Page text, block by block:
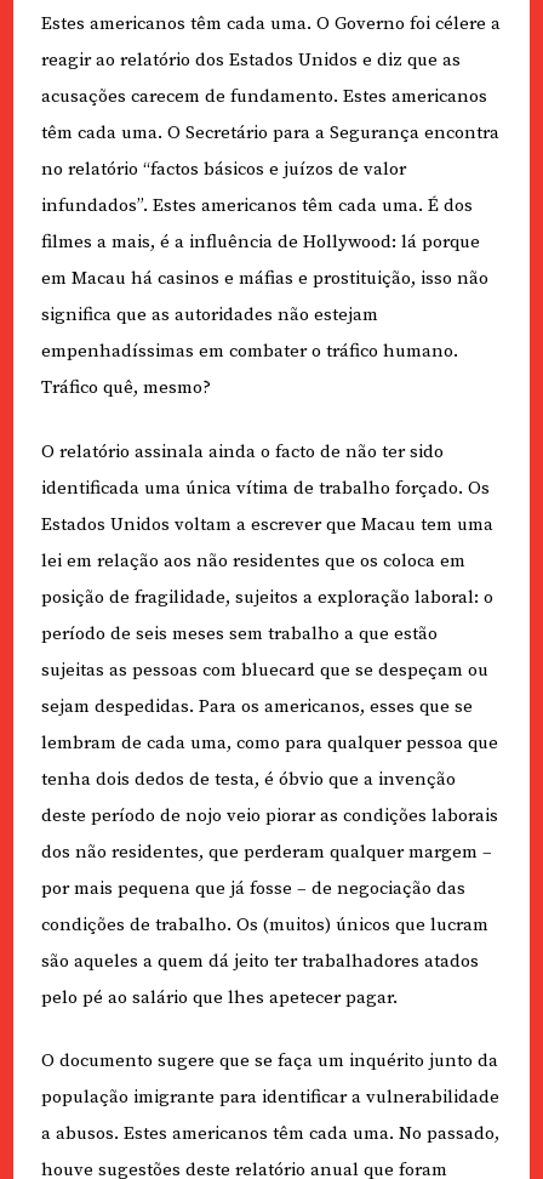
Estes americanos têm cada uma. O Governo foi célere a
reagir ao relatório dos Estados Unidos e diz que as
acusações carecem de fundamento. Estes americanos
têm cada uma. O Secretário para a Segurança encontra
no relatório “factos básicos e juízos de valor
infundados”. Estes americanos têm cada uma. É dos
filmes a mais, é a influência de Hollywood: lá porque
em Macau há casinos e máfias e prostituição, isso não
significa que as autoridades não estejam
empenhadíssimas em combater o tráfico humano.
Tráfico quê, mesmo?
O relatório assinala ainda o facto de não ter sido
identificada uma única vítima de trabalho forçado. Os
Estados Unidos voltam a escrever que Macau tem uma
lei em relação aos não residentes que os coloca em
posição de fragilidade, sujeitos a exploração laboral: o
período de seis meses sem trabalho a que estão
sujeitas as pessoas com bluecard que se despeçam ou
sejam despedidas. Para os americanos, esses que se
lembram de cada uma, como para qualquer pessoa que
tenha dois dedos de testa, é óbvio que a invenção
deste período de nojo veio piorar as condições laborais
dos não residentes, que perderam qualquer margem –
por mais pequena que já fosse – de negociação das
condições de trabalho. Os (muitos) únicos que lucram
são aqueles a quem dá jeito ter trabalhadores atados
pelo pé ao salário que lhes apetecer pagar.
O documento sugere que se faça um inquérito junto da
população imigrante para identificar a vulnerabilidade
a abusos. Estes americanos têm cada uma. No passado,
houve sugestões deste relatório anual que foram